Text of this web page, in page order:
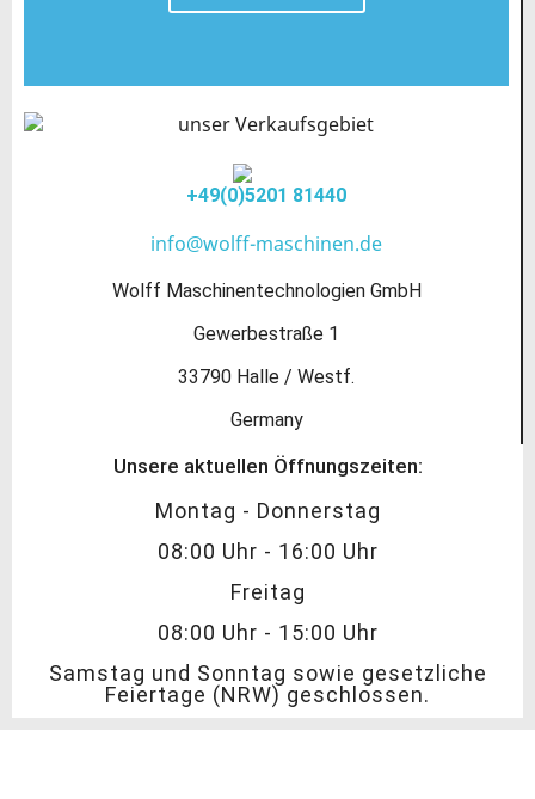
+49(0)5201 81440
info@wolff-maschinen.de
Wolff Maschinentechnologien GmbH
Gewerbestraße 1
33790 Halle / Westf.
Germany
Unsere aktuellen Öffnungszeiten:
Montag - Donnerstag
08:00 Uhr - 16:00 Uhr
Freitag
08:00 Uhr - 15:00 Uhr
Samstag und Sonntag sowie gesetzliche
Feiertage (NRW) geschlossen.